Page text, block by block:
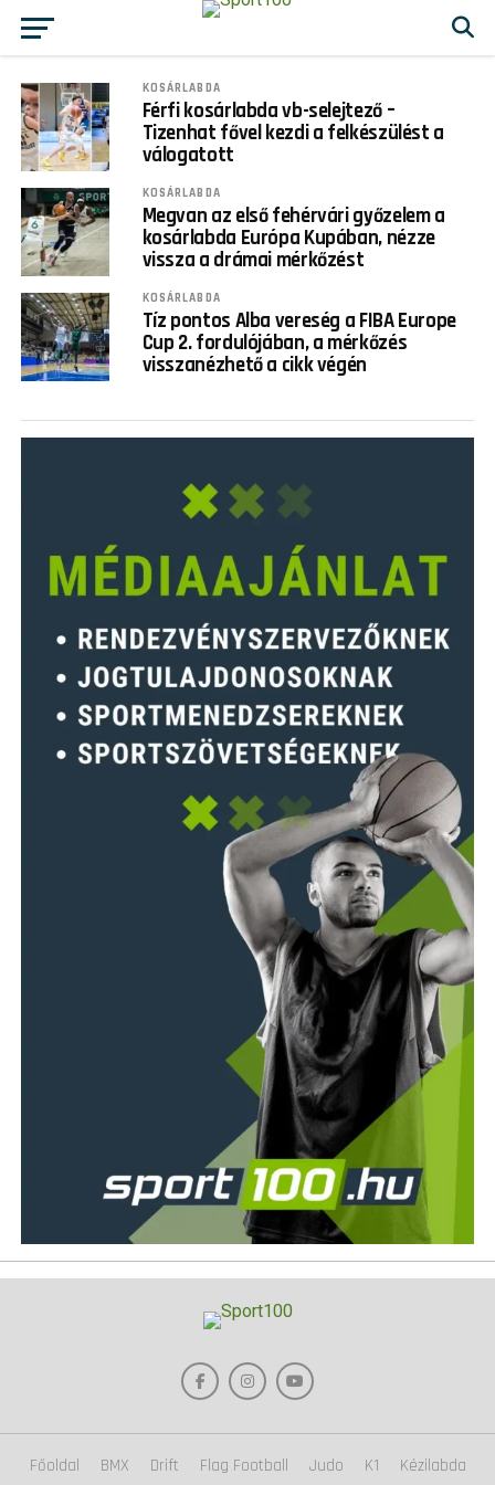
KOSÁRLABDA
Férfi kosárlabda vb-selejtező –
Tizenhat fővel kezdi a felkészülést a
válogatott
KOSÁRLABDA
Megvan az első fehérvári győzelem a
kosárlabda Európa Kupában, nézze
vissza a drámai mérkőzést
KOSÁRLABDA
Tíz pontos Alba vereség a FIBA Europe
Cup 2. fordulójában, a mérkőzés
visszanézhető a cikk végén
Főoldal BMX Drift Flag Football Judo K1
Kézilabda